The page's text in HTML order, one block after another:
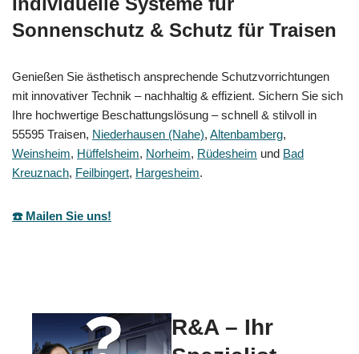
Sonnenschutz & Schutz für Traisen
Genießen Sie ästhetisch ansprechende Schutzvorrichtungen
mit innovativer Technik – nachhaltig & effizient. Sichern Sie sich
Ihre hochwertige Beschattungslösung – schnell & stilvoll in
55595 Traisen, Niederhausen (Nahe), Altenbamberg,
Weinsheim, Hüffelsheim, Norheim, Rüdesheim und Bad
Kreuznach, Feilbingert, Hargesheim.
☎️ Mailen Sie uns!
R&A – Ihr